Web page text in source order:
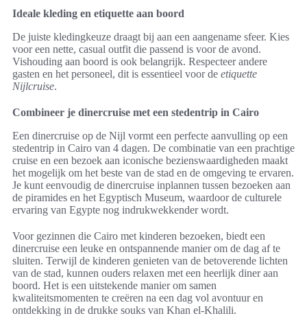
Ideale kleding en etiquette aan boord
De juiste kledingkeuze draagt bij aan een aangename sfeer. Kies
voor een nette, casual outfit die passend is voor de avond.
Vishouding aan boord is ook belangrijk. Respecteer andere
gasten en het personeel, dit is essentieel voor de etiquette
Nijlcruise.
Combineer je dinercruise met een stedentrip in Cairo
Een dinercruise op de Nijl vormt een perfecte aanvulling op een
stedentrip in Cairo van 4 dagen. De combinatie van een prachtige
cruise en een bezoek aan iconische bezienswaardigheden maakt
het mogelijk om het beste van de stad en de omgeving te ervaren.
Je kunt eenvoudig de dinercruise inplannen tussen bezoeken aan
de piramides en het Egyptisch Museum, waardoor de culturele
ervaring van Egypte nog indrukwekkender wordt.
Voor gezinnen die Cairo met kinderen bezoeken, biedt een
dinercruise een leuke en ontspannende manier om de dag af te
sluiten. Terwijl de kinderen genieten van de betoverende lichten
van de stad, kunnen ouders relaxen met een heerlijk diner aan
boord. Het is een uitstekende manier om samen
kwaliteitsmomenten te creëren na een dag vol avontuur en
ontdekking in de drukke souks van Khan el-Khalili.